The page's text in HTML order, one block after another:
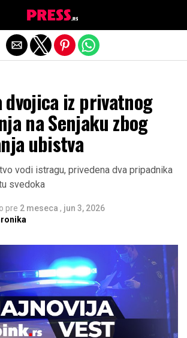
dvojica iz privatnog
na Senjaku zbog
ubistva
vodi istragu, privedena dva pripadnika
svedoka
pre 2 meseca , jun 3, 2026
Exit mobile version